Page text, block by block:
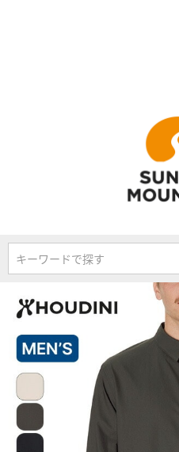
キーワードで探す